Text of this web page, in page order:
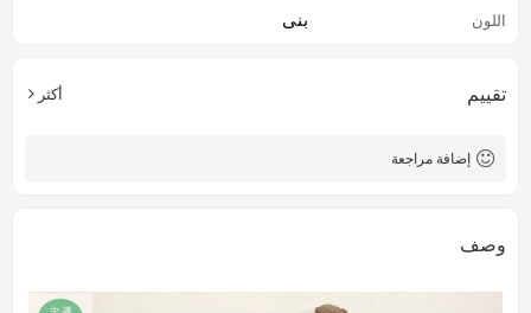
اللون بنى
تقييم أكثر
إضافة مراجعة
وصف